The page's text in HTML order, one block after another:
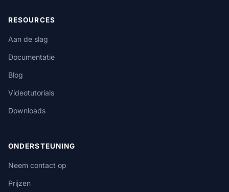
RESOURCES
Aan de slag
Documentatie
Blog
Videotutorials
Downloads
ONDERSTEUNING
Neem contact op
Prijzen